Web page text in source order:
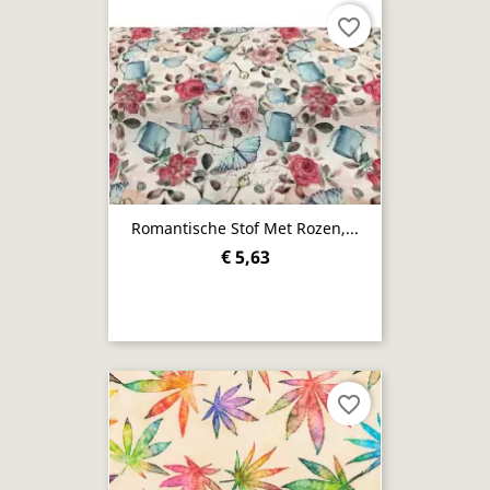
Romantische Stof Met Rozen,...
€ 5,63
favorite_border
favorite_border